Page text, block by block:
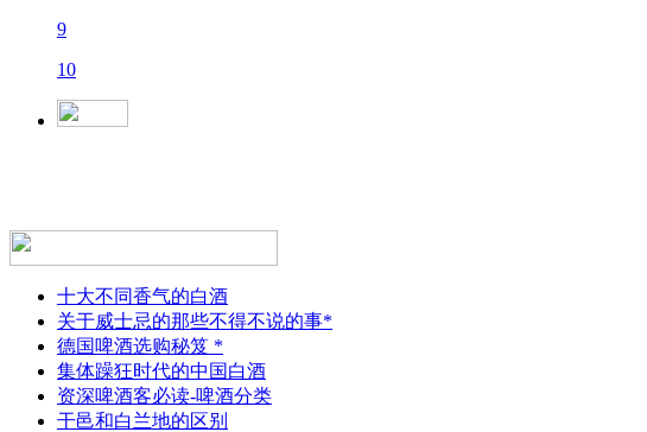
9
10
十大不同香气的白酒
关于威士忌的那些不得不说的事*
德国啤酒选购秘笈 *
集体躁狂时代的中国白酒
资深啤酒客必读-啤酒分类
干邑和白兰地的区别